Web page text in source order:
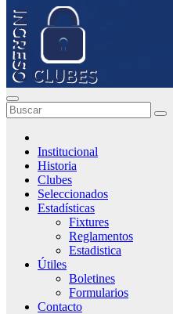
Institucional
Historia
Clubes
Seleccionados
Estadísticas
Fixtures
Reglamentos
Estadistica
Útiles
Boletines
Formularios
Contacto